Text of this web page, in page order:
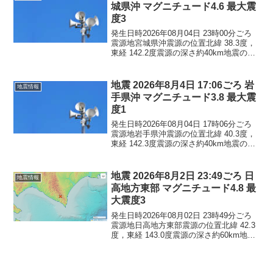
城県沖 マグニチュード4.6 最大震
度3
発生日時2026年08月04日 23時00分ごろ
震源地宮城県沖震源の位置北緯 38.3度，
東経 142.2度震源の深さ約40km地震の規
ん。震度3宮城県石巻市震度2...
地震情報
地震 2026年8月4日 17:06ごろ 岩
手県沖 マグニチュード3.8 最大震
度1
発生日時2026年08月04日 17時06分ごろ
震源地岩手県沖震源の位置北緯 40.3度，
東経 142.3度震源の深さ約40km地震の規
ん。震度1青森県八戸市五戸町...
地震情報
地震 2026年8月2日 23:49ごろ 日
高地方東部 マグニチュード4.8 最
大震度3
発生日時2026年08月02日 23時49分ごろ
震源地日高地方東部震源の位置北緯 42.3
度，東経 143.0度震源の深さ約60km地震